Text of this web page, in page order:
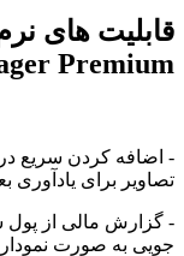
کردن سریع درآمد و
برای یادآوری بعدی
مالی از پول شما ،
به صورت نمودار